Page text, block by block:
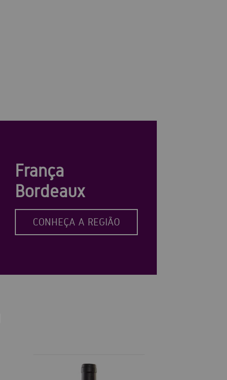
França
Bordeaux
CONHEÇA A REGIÃO